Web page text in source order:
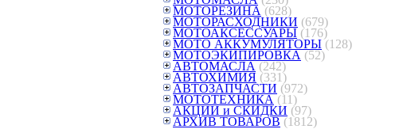
МОТОРЕЗИНА (628)
МОТОРАСХОДНИКИ (679)
МОТОАКСЕССУАРЫ (176)
МОТО АККУМУЛЯТОРЫ (128)
МОТОЭКИПИРОВКА (52)
АВТОМАСЛА (242)
АВТОХИМИЯ (331)
АВТОЗАПЧАСТИ (972)
МОТОТЕХНИКА (11)
АКЦИИ и СКИДКИ (97)
АРХИВ ТОВАРОВ (1812)